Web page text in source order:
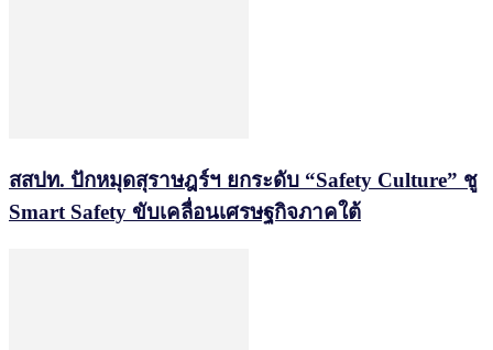
สสปท. ปักหมุดสุราษฎร์ฯ ยกระดับ “Safety Culture” ชู
Smart Safety ขับเคลื่อนเศรษฐกิจภาคใต้